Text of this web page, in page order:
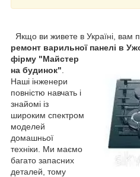
Якщо ви живете в Україні, вам
ремонт варильної панелі в
фірму "Майстер
на будинок"
Наші інженери
повністю навчать і
знайомі із
широким спектром
моделей
домашньої
техніки. Ми маємо
багато запасних
деталей, тому